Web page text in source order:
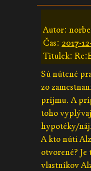
Autor:
Čas: 2017-
Titulek:
Sú nútené
zo
príjmu. A
toho
hypotéky/
A kto núti
otvorené?
vlastníkov